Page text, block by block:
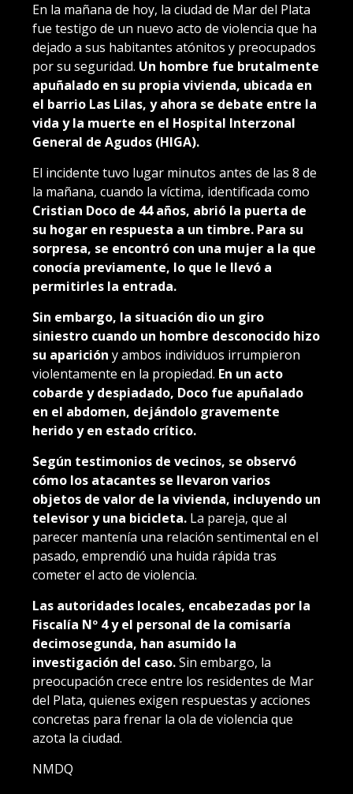
En la mañana de hoy, la ciudad de Mar del Plata
fue testigo de un nuevo acto de violencia que ha
dejado a sus habitantes atónitos y preocupados
por su seguridad. Un hombre fue brutalmente
apuñalado en su propia vivienda, ubicada en
el barrio Las Lilas, y ahora se debate entre la
vida y la muerte en el Hospital Interzonal
General de Agudos (HIGA).
El incidente tuvo lugar minutos antes de las 8 de
la mañana, cuando la víctima, identificada como
Cristian Doco de 44 años, abrió la puerta de
su hogar en respuesta a un timbre. Para su
sorpresa, se encontró con una mujer a la que
conocía previamente, lo que le llevó a
permitirles la entrada.
Sin embargo, la situación dio un giro
siniestro cuando un hombre desconocido hizo
su aparición y ambos individuos irrumpieron
violentamente en la propiedad. En un acto
cobarde y despiadado, Doco fue apuñalado
en el abdomen, dejándolo gravemente
herido y en estado crítico.
Según testimonios de vecinos, se observó
cómo los atacantes se llevaron varios
objetos de valor de la vivienda, incluyendo un
televisor y una bicicleta. La pareja, que al
parecer mantenía una relación sentimental en el
pasado, emprendió una huida rápida tras
cometer el acto de violencia.
Las autoridades locales, encabezadas por la
Fiscalía Nº 4 y el personal de la comisaría
decimosegunda, han asumido la
investigación del caso.Sin embargo, la
preocupación crece entre los residentes de Mar
del Plata, quienes exigen respuestas y acciones
concretas para frenar la ola de violencia que
azota la ciudad.
NMDQ